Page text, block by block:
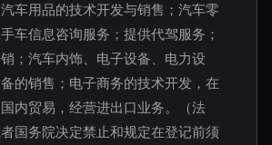
车用品的技术开发与销售；汽车零
车信息咨询服务；提供代驾服务；
；汽车内饰、电子设备、电力设
的销售；电子商务的技术开发，在
内贸易，经营进出口业务。（法
国务院决定禁止和规定在登记前须